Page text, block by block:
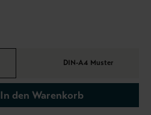
DIN-A4 Muster
In den Warenkorb